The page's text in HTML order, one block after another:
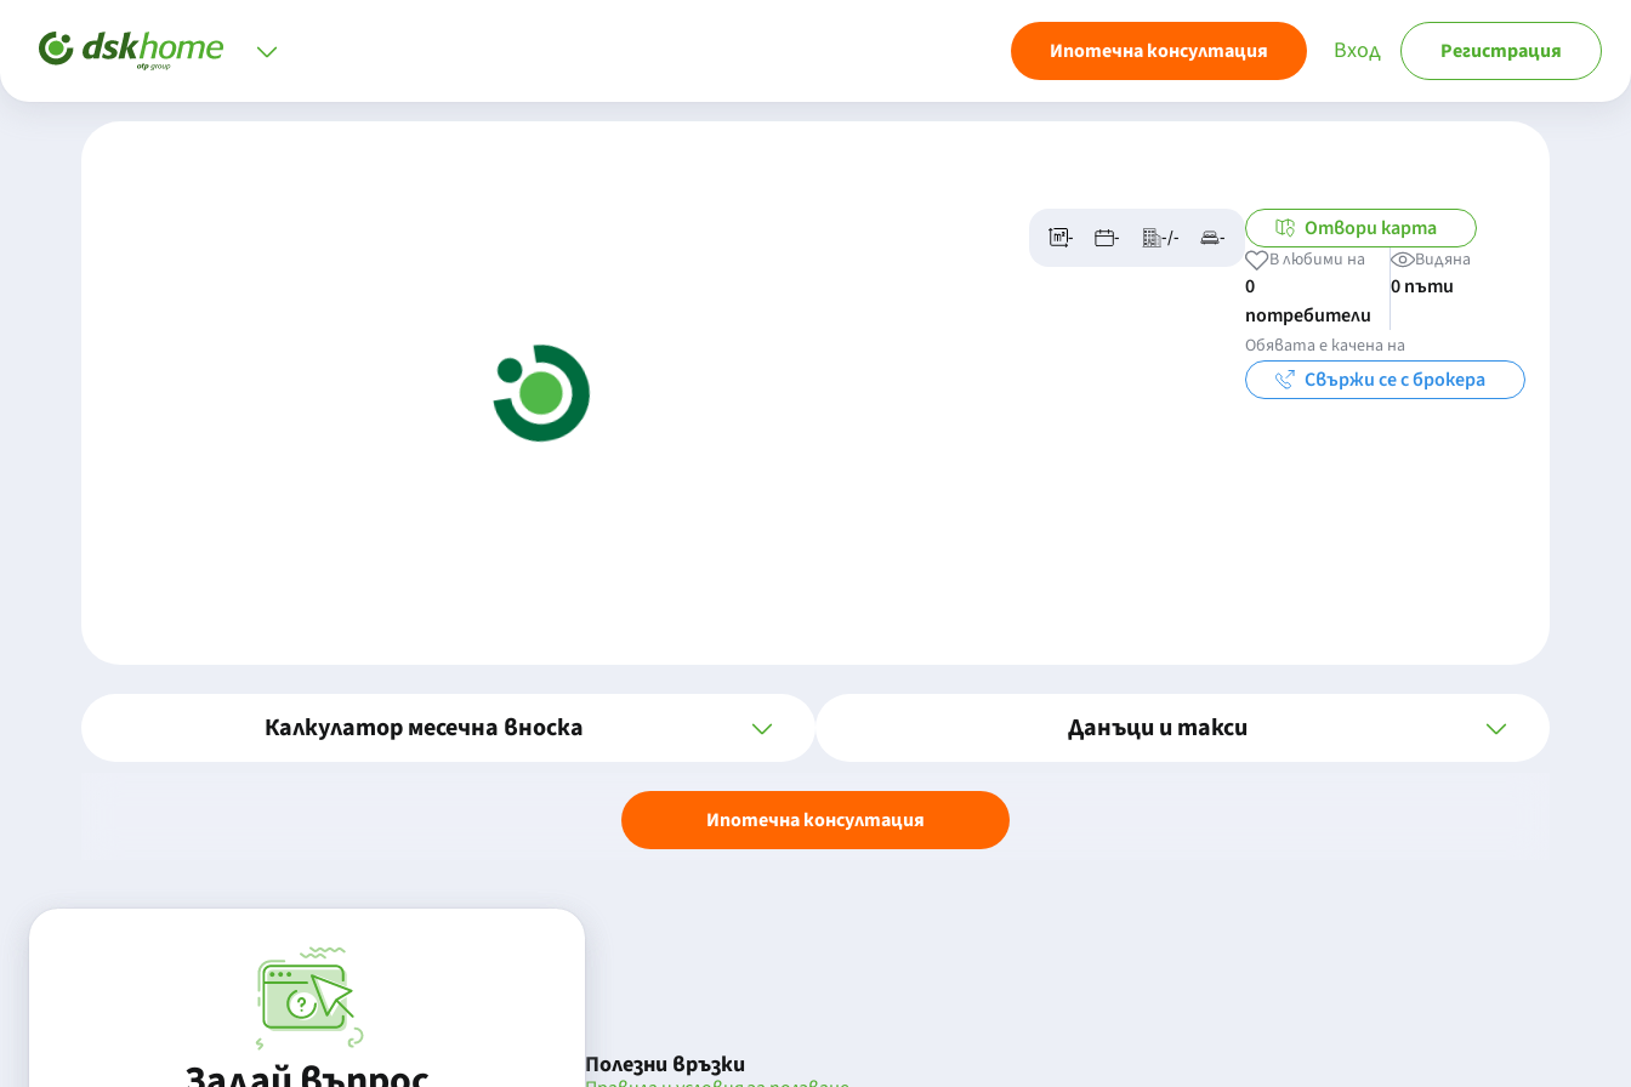
Ипотечна консултация Вход Регистрация
- - -/- - Отвори карта
В любими на
0
потребители
Видяна
0 пъти
Обявата е качена на
Свържи се с брокера
Калкулатор месечна вноска Данъци и такси
Ипотечна консултация
Полезни връзки